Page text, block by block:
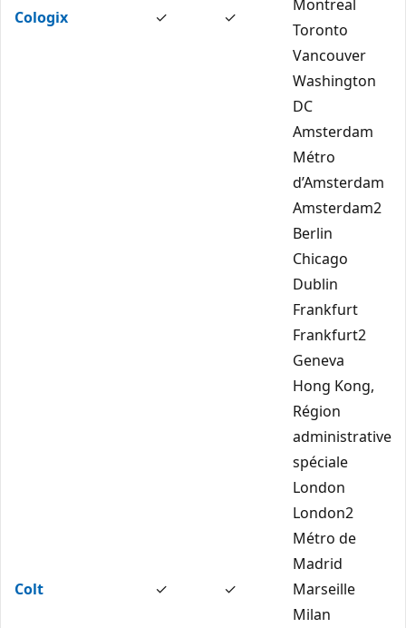
Cologix ✓ ✓
Montreal
Toronto
Vancouver
Washington
DC
Colt ✓ ✓
Amsterdam
Métro
d’Amsterdam
Amsterdam2
Berlin
Chicago
Dublin
Frankfurt
Frankfurt2
Geneva
Hong Kong,
Région
administrative
spéciale
London
London2
Métro de
Madrid
Marseille
Milan